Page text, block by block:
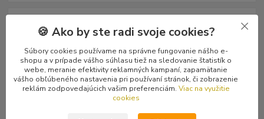
Kompletné špecifikácie
Vybíjanec na killer, obojok, opasok, bundu či vestu... Vyrobené zo
zliatiny, povrchová úprava farbou.
🍪 Ako by ste radi svoje cookies?
Súbory cookies používame na správne fungovanie nášho e-
shopu a v prípade vášho súhlasu tiež na sledovanie štatistík o
webe, meranie efektivity reklamných kampaní, zapamätanie
vášho obľúbeného nastavenia pri používaní stránok, či zobrazenie
reklám zodpovedajúcich vašim preferenciám. Viac na využitie
cookies